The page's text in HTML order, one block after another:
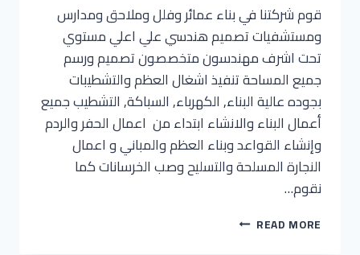
قوم شركتنا في بناء عمائر وفلل وملاحق ومدارس
ومستشفيات تصميم هندسي علي اعلي مستوي
تحت اشرف مهندسون متخصصون تصميم ورسم
جميع المساحة تنفيذ اشغال العظم والتشطيبات
بجوده عالية البناء, الكهرباء, السباكة, التشطيب جميع
أعمال البناء والانشاء ابتداء من اعمال الحفر والردم
وإنشاء القواعد وبناء العظم والمباني و اعمال
النجارة المسلحة والتسليح وصب الخرسانات كما
نقوم…
READ MORE